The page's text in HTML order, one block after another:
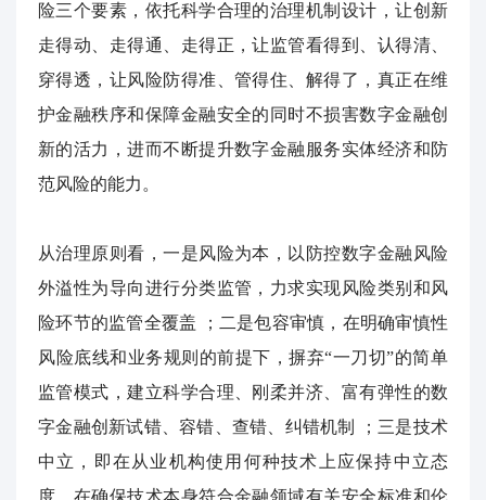
险三个要素，依托科学合理的治理机制设计，让创新
走得动、走得通、走得正，让监管看得到、认得清、
穿得透，让风险防得准、管得住、解得了，真正在维
护金融秩序和保障金融安全的同时不损害数字金融创
新的活力，进而不断提升数字金融服务实体经济和防
范风险的能力。
从治理原则看，一是风险为本，以防控数字金融风险
外溢性为导向进行分类监管，力求实现风险类别和风
险环节的监管全覆盖
；二是包容审慎，在明确审慎性
风险底线和业务规则的前提下，摒弃“一刀切”的简单
监管模式，建立科学合理、刚柔并济、富有弹性的数
字金融创新试错、容错、查错、纠错机制
；三是技术
中立，即在从业机构使用何种技术上应保持中立态